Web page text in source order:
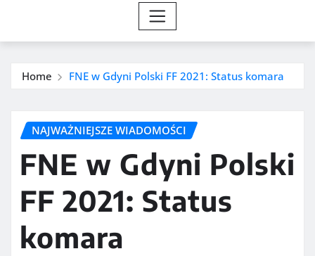
Home FNE w Gdyni Polski FF 2021: Status komara
NAJWAŻNIEJSZE WIADOMOŚCI
FNE w Gdyni Polski
FF 2021: Status
komara